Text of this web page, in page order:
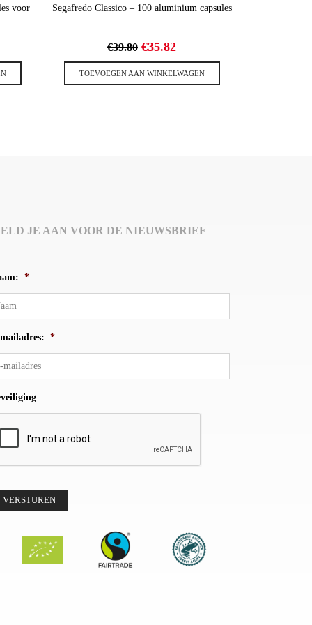
voor
Segafredo Classico – 100 aluminium capsules
€39.80 Oorspronkelijke
prijs
was:
€39.80.
€35.82Huidige
prijs
is:
€35.82.
TOEVOEGEN AAN WINKELWAGEN
JE AAN VOOR DE NIEUWSBRIEF
*
*
VERSTUREN